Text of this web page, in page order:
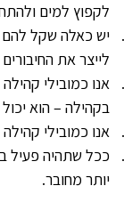
לקפוץ למים
יש כאלה שקל להם
לייצר את
אנו כמובילי
בקהילה – הוא
אנו כמובילי
ככל שתהיה פעיל
יותר מחובר.